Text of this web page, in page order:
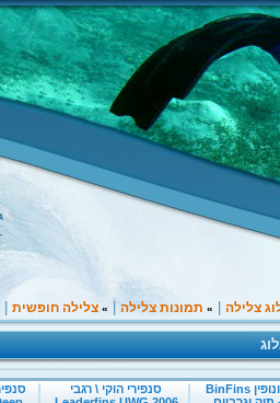
צלילה » תמונות צלילה » צלילה חופשית